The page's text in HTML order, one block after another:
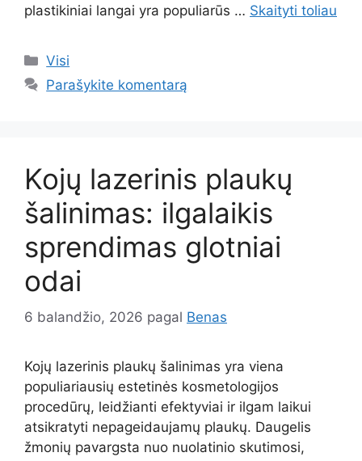
plastikiniai langai yra populiarūs … Skaityti toliau
Kategorijos
Visi
Parašykite komentarą
Kojų lazerinis plaukų
šalinimas: ilgalaikis
sprendimas glotniai
odai
6 balandžio, 2026 pagal Benas
Kojų lazerinis plaukų šalinimas yra viena
populiariausių estetinės kosmetologijos
procedūrų, leidžianti efektyviai ir ilgam laikui
atsikratyti nepageidaujamų plaukų. Daugelis
žmonių pavargsta nuo nuolatinio skutimosi,